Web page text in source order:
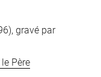
gravé par
Père